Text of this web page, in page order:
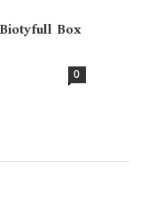
Box
0